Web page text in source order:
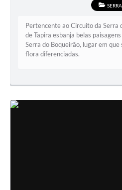
Pertencente ao Circuito da Serra
de Tapira esbanja belas
Serra do Boqueirão, lugar em
flora diferenciadas.